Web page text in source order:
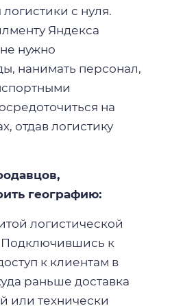
с нуля.
Яндекса
нужно
нанимать персонал,
на
отдав логистику
географию:
логистической
Подключившись к
к клиентам в
раньше доставка
или технически